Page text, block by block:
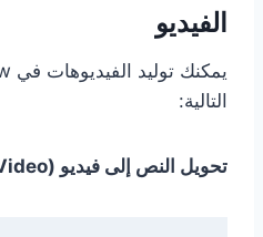
الفيديو
التالية:
تحويل النص إلى فيديو (Text to Video)